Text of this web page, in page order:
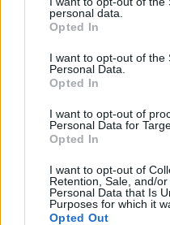
grant or deny consent to
use your data for below
consent section.
personal data.
Opted In
I want to opt-out of the
Personal Data.
Opted In
I want to opt-out of
Personal Data for
Opted In
I want to opt-out of
Retention, Sale, and/
Personal Data that Is
Purposes for which it
Opted Out
E-mail cím